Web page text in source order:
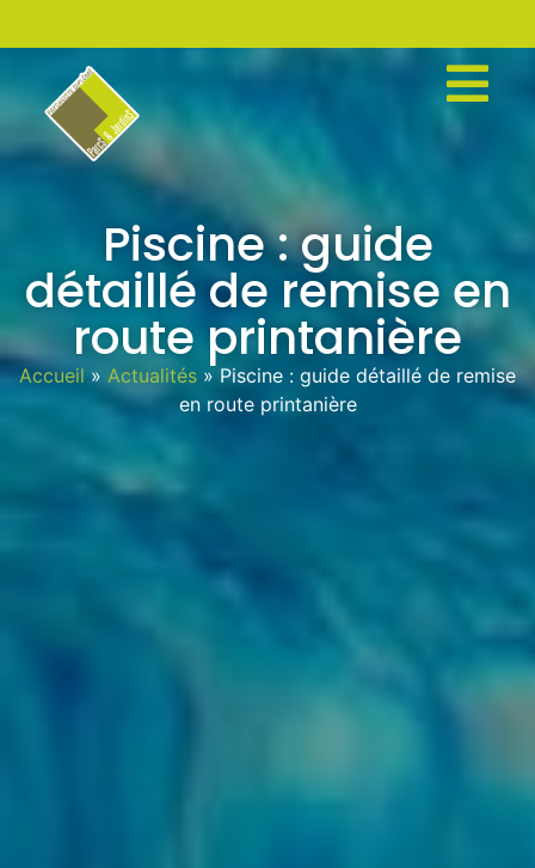
Piscine : guide
détaillé de remise en
route printanière
Accueil » Actualités » Piscine : guide détaillé de remise
en route printanière